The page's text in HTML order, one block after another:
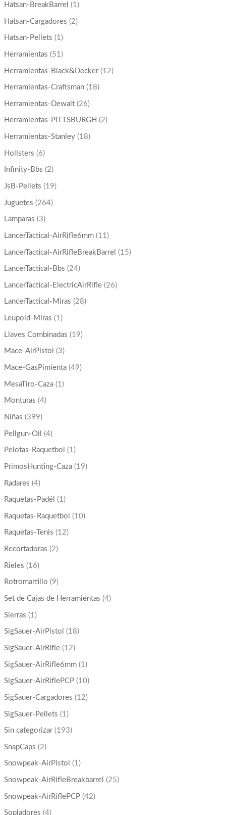
Hatsan-BreakBarrel (1)
Hatsan-Cargadores (2)
Hatsan-Pellets (1)
Herramientas (51)
Herramientas-Black&Decker (12)
Herramientas-Craftsman (18)
Herramientas-Dewalt (26)
Herramientas-PITTSBURGH (2)
Herramientas-Stanley (18)
Hollsters (6)
Infinity-Bbs (2)
JsB-Pellets (19)
Juguetes (264)
Lamparas (3)
LancerTactical-AirRifle6mm (11)
LancerTactical-AirRifleBreakBarrel (15)
LancerTactical-Bbs (24)
LancerTactical-ElectricAirRifle (26)
LancerTactical-Miras (28)
Leupold-Miras (1)
Llaves Combinadas (19)
Mace-AirPistol (3)
Mace-GasPimienta (49)
MesaTiro-Caza (1)
Monturas (4)
Niñas (399)
Pellgun-Oil (4)
Pelotas-Raquetbol (1)
PrimosHunting-Caza (19)
Radares (4)
Raquetas-Padél (1)
Raquetas-Raquetbol (10)
Raquetas-Tenis (12)
Recortadoras (2)
Rieles (16)
Rotromartillo (9)
Set de Cajas de Herramientas (4)
Sierras (1)
SigSauer-AirPistol (18)
SigSauer-AirRifle (12)
SigSauer-AirRifle6mm (1)
SigSauer-AirRiflePCP (10)
SigSauer-Cargadores (12)
SigSauer-Pellets (1)
Sin categorizar (193)
SnapCaps (2)
Snowpeak-AirPistol (1)
Snowpeak-AirRifleBreakbarrel (25)
Snowpeak-AirRiflePCP (42)
Sopladores (4)